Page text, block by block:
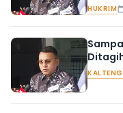
HUKRIM
KALTENG